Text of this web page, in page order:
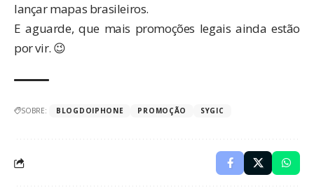
lançar mapas brasileiros.
E aguarde, que mais promoções legais ainda estão
por vir. 😉
SOBRE: BLOGDOIPHONE PROMOÇÃO SYGIC